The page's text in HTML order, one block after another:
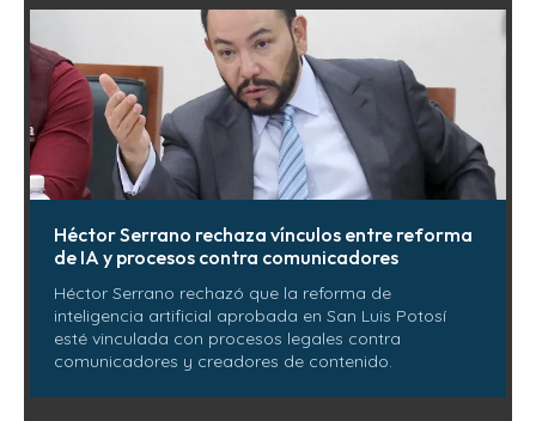
Héctor Serrano rechaza vínculos entre reforma
de IA y procesos contra comunicadores
Héctor Serrano rechazó que la reforma de
inteligencia artificial aprobada en San Luis Potosí
esté vinculada con procesos legales contra
comunicadores y creadores de contenido.